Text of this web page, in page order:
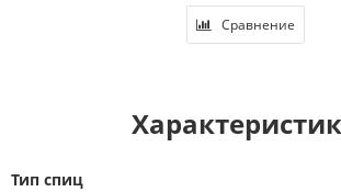
Сравнение
Тип спиц